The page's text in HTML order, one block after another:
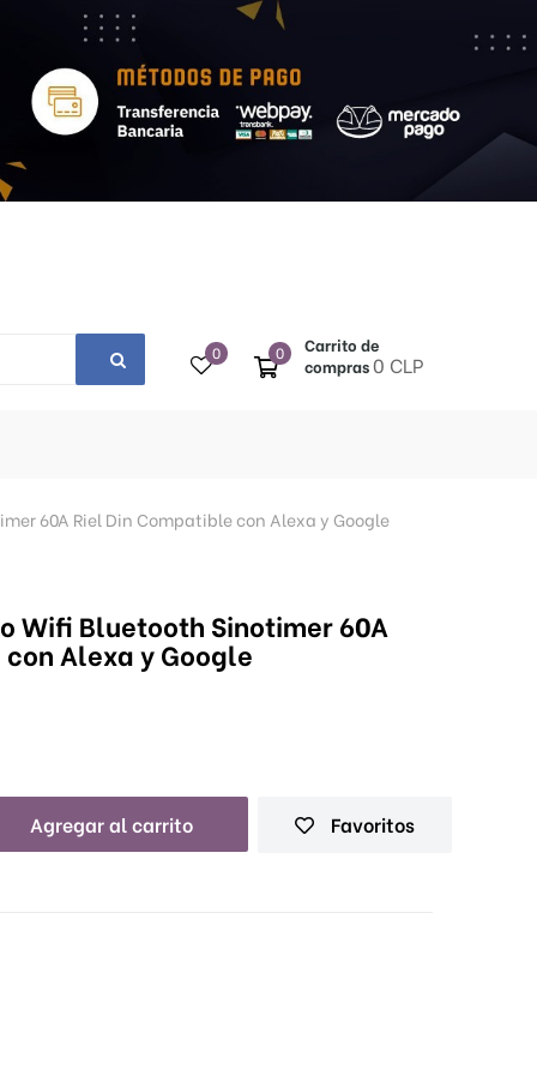
0
Carrito de
compras0 CLP
0
60A Riel Din Compatible con Alexa y Google
Wifi Bluetooth Sinotimer 60A
Alexa y Google
Agregar al carrito Favoritos